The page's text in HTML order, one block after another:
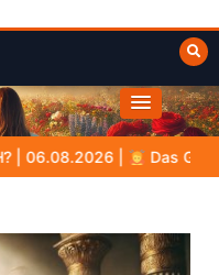
Das Größte, was du